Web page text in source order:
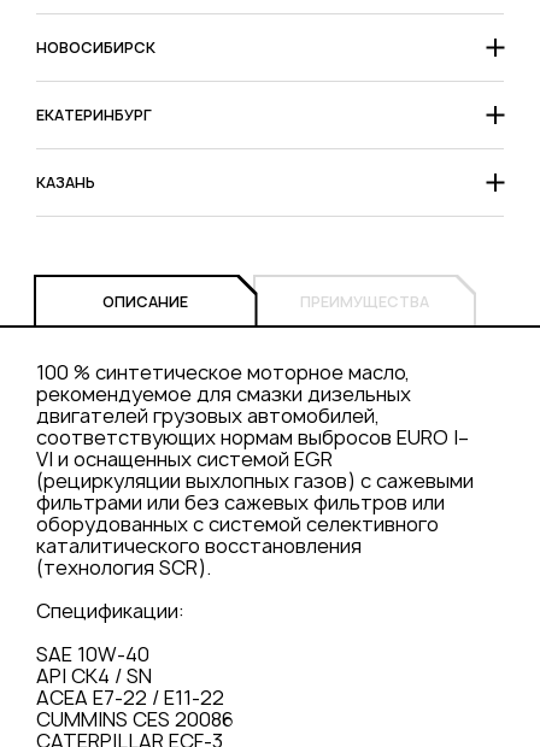
НОВОСИБИРСК
ЕКАТЕРИНБУРГ
КАЗАНЬ
ОПИСАНИЕ
100 % синтетическое моторное масло,
рекомендуемое для смазки дизельных
двигателей грузовых автомобилей,
соответствующих нормам выбросов EURO I–
VI и оснащенных системой EGR
(рециркуляции выхлопных газов) с сажевыми
фильтрами или без сажевых фильтров или
оборудованных с системой селективного
каталитического восстановления
(технология SCR).
Спецификации:
SAE 10W-40
API CK4 / SN
ACEA E7-22 / E11-22
CUMMINS CES 20086
CATERPILLAR ECF-3
ПРЕИМУЩЕСТВА